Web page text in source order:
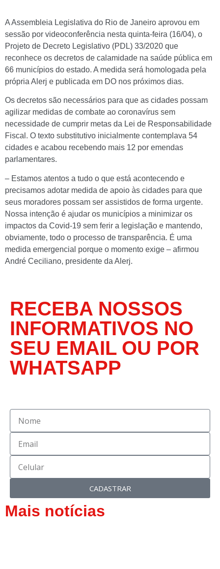
A Assembleia Legislativa do Rio de Janeiro aprovou em
sessão por videoconferência nesta quinta-feira (16/04), o
Projeto de Decreto Legislativo (PDL) 33/2020 que
reconhece os decretos de calamidade na saúde pública em
66 municípios do estado. A medida será homologada pela
própria Alerj e publicada em DO nos próximos dias.
Os decretos são necessários para que as cidades possam
agilizar medidas de combate ao coronavírus sem
necessidade de cumprir metas da Lei de Responsabilidade
Fiscal. O texto substitutivo inicialmente contemplava 54
cidades e acabou recebendo mais 12 por emendas
parlamentares.
– Estamos atentos a tudo o que está acontecendo e
precisamos adotar medida de apoio às cidades para que
seus moradores possam ser assistidos de forma urgente.
Nossa intenção é ajudar os municípios a minimizar os
impactos da Covid-19 sem ferir a legislação e mantendo,
obviamente, todo o processo de transparência. É uma
medida emergencial porque o momento exige – afirmou
André Ceciliano, presidente da Alerj.
RECEBA NOSSOS
INFORMATIVOS NO
SEU EMAIL OU POR
WHATSAPP
CADASTRAR
Mais notícias